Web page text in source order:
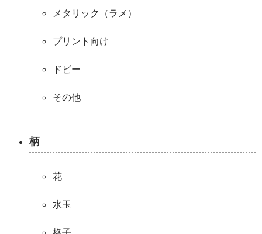
メタリック（ラメ）
プリント向け
ドビー
その他
柄
花
水玉